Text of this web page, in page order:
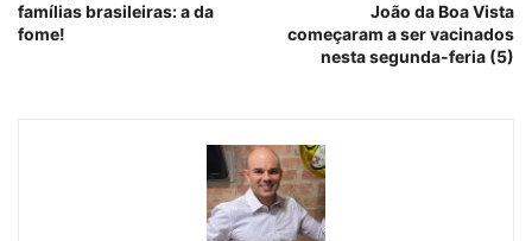
famílias brasileiras: a da
fome!
João da Boa Vista
começaram a ser vacinados
nesta segunda-feria (5)